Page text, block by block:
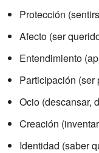
Protección
Afecto (ser
Entendimiento
Participación (ser
Ocio (descansar,
Creación
Identidad (saber